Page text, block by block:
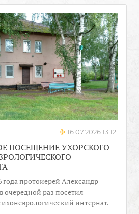
16.07.2026 13:12
ПОСЕЩЕНИЕ УХОРСКОГО
года протоиерей Александр
очередной раз посетил
интернат.